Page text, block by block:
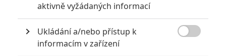
Zoe Saldana
Bruce
*/10
aktivně vyžádaných informací
Ukládání a/nebo přístup k
informacím v zařízení